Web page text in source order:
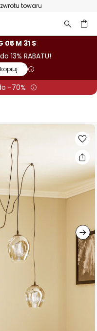
towaru
05 M 30 S
13% RABATU!
kopiuj
-70%